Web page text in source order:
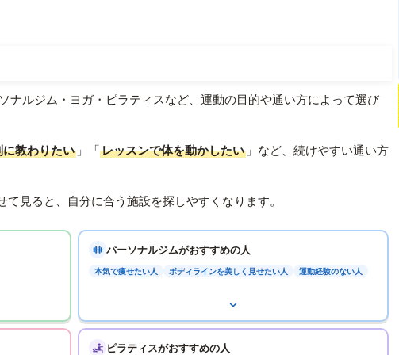
ナルジム・ヨガ・ピラティスなど、運動の目的や通い方によって選び
に教わりたい 」「レッスンで体を動かしたい 」など、続けやすい通い方
て見ると、自分に合う施設を探しやすくなります。
パーソナルジムがおすすめの人
本気で痩せたい人 ボディラインを美しく見せたい人 運動経験のない人
ピラティスがおすすめの人